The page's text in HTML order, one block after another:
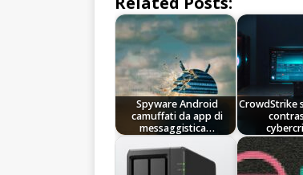
Spyware Android
camuffati da app di
messaggistica…
CrowdStrike